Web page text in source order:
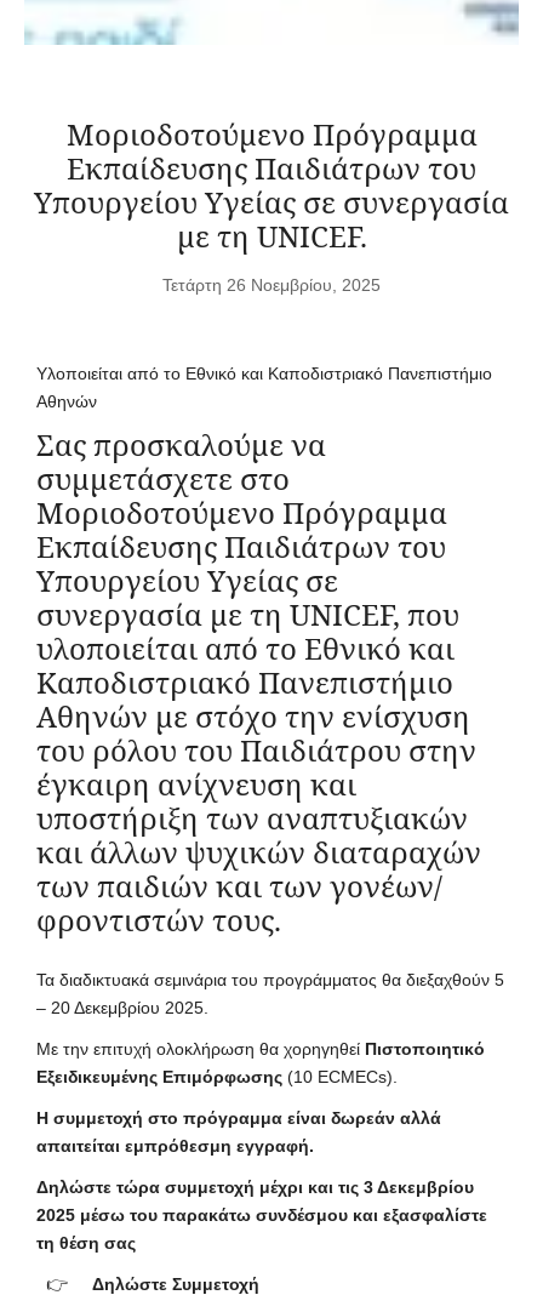
Μοριοδοτούμενο Πρόγραμμα
Εκπαίδευσης Παιδιάτρων του
Υπουργείου Υγείας σε συνεργασία
με τη UNICEF.
Τετάρτη 26 Νοεμβρίου, 2025
Υλοποιείται από το Εθνικό και Καποδιστριακό Πανεπιστήμιο
Αθηνών
Σας προσκαλούμε να
συμμετάσχετε στo
Μοριοδοτούμενο Πρόγραμμα
Εκπαίδευσης Παιδιάτρων του
Υπουργείου Υγείας σε
συνεργασία με τη UNICEF, που
υλοποιείται από το Εθνικό και
Καποδιστριακό Πανεπιστήμιο
Αθηνών με στόχο την ενίσχυση
του ρόλου του Παιδιάτρου στην
έγκαιρη ανίχνευση και
υποστήριξη των αναπτυξιακών
και άλλων ψυχικών διαταραχών
των παιδιών και των γονέων/
φροντιστών τους.
Τα διαδικτυακά σεμινάρια του προγράμματος θα διεξαχθούν 5
– 20 Δεκεμβρίου 2025.
Με την επιτυχή ολοκλήρωση θα χορηγηθεί Πιστοποιητικό
Εξειδικευμένης Επιμόρφωσης (10 ECMECs).
Η συμμετοχή στο πρόγραμμα είναι δωρεάν αλλά
απαιτείται εμπρόθεσμη εγγραφή.
Δηλώστε τώρα συμμετοχή μέχρι και τις 3 Δεκεμβρίου
2025 μέσω του παρακάτω συνδέσμου και εξασφαλίστε
τη θέση σας
👉 Δηλώστε Συμμετοχή